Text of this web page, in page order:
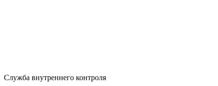
Служба внутреннего контроля